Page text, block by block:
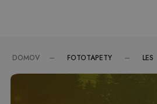
DOMOV FOTOTAPETY LES